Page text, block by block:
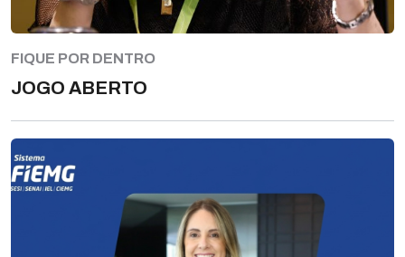
FIQUE POR DENTRO
JOGO ABERTO